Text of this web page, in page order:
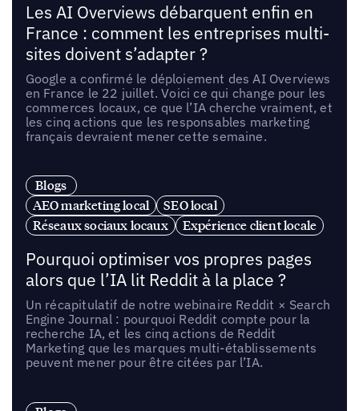
Les AI Overviews débarquent enfin en
France : comment les entreprises multi-
sites doivent s’adapter ?
Google a confirmé le déploiement des AI Overviews
en France le 22 juillet. Voici ce qui change pour les
commerces locaux, ce que l’IA cherche vraiment, et
les cinq actions que les responsables marketing
français devraient mener cette semaine.
Blogs
AEO marketing local
SEO local
Réseaux sociaux locaux
Expérience client locale
Pourquoi optimiser vos propres pages
alors que l’IA lit Reddit à la place ?
Un récapitulatif de notre webinaire Reddit × Search
Engine Journal : pourquoi Reddit compte pour la
recherche IA, et les cinq actions de Reddit
Marketing que les marques multi-établissements
peuvent mener pour être citées par l’IA.